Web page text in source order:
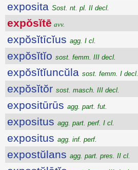
exposita Sost. nt. pl. II decl.
expŏsĭtē avv.
expŏsĭtīcĭus agg. I cl.
expŏsĭtĭo sost. femm. III decl.
expŏsĭtĭuncŭla sost. femm. I decl.
expŏsĭtŏr sost. masch. III decl.
expositūrūs agg. part. fut.
expositus agg. part. perf. I cl.
expositus agg. inf. perf.
expostŭlans agg. part. pres. II cl.